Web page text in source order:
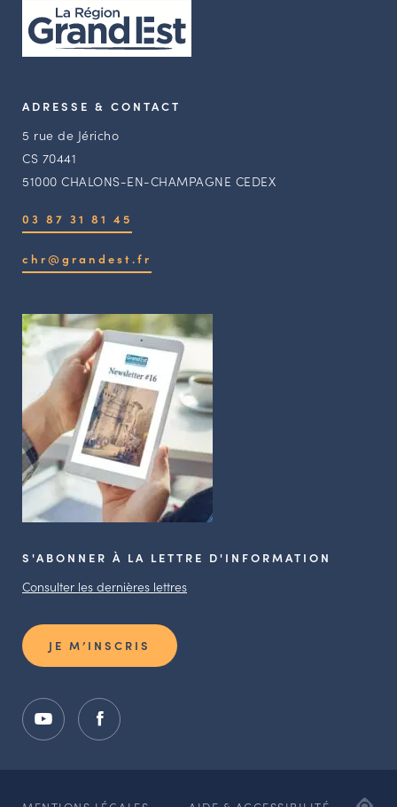
ADRESSE & CONTACT
5 rue de Jéricho
CS 70441
51000 CHALONS-EN-CHAMPAGNE CEDEX
03 87 31 81 45
chr@grandest.fr
S'ABONNER À LA LETTRE D'INFORMATION
Consulter les dernières lettres
JE M’INSCRIS